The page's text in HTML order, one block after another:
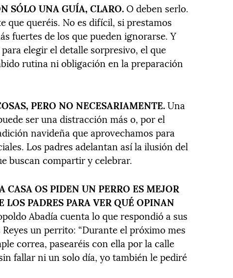
SÓLO UNA GUÍA, CLARO. O deben serlo.
que queréis. No es difícil, si prestamos
fuertes de los que pueden ignorarse. Y
elegir el detalle sorpresivo, el que
rutina ni obligación en la preparación
PERO NO NECESARIAMENTE.Una
ser una distracción más o, por el
navideña que aprovechamos para
Los padres adelantan así la ilusión del
buscan compartir y celebrar.
CASA OS PIDEN UN PERRO ES MEJOR
LOS PADRES PARA VER QUÉ OPINAN
Abadía cuenta lo que respondió a sus
un perrito: “Durante el próximo mes
correa, pasearéis con ella por la calle
fallar ni un solo día, yo también le pediré